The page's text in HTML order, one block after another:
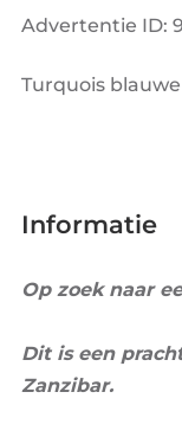
Advertentie ID:
Turquois
Informatie
Op zoek naar
Dit is een
Zanzibar.